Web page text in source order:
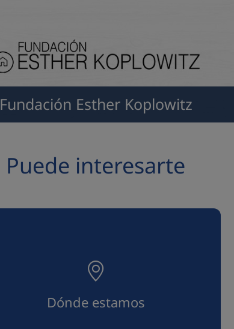
Fundación Esther Koplowitz
Puede interesarte
Dónde estamos